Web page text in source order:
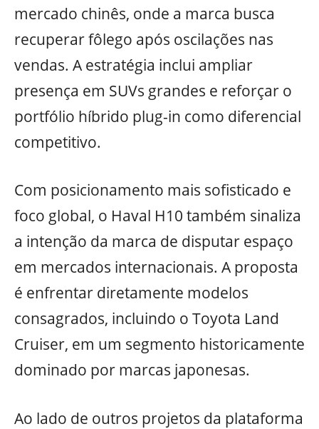
mercado chinês, onde a marca busca
recuperar fôlego após oscilações nas
vendas. A estratégia inclui ampliar
presença em SUVs grandes e reforçar o
portfólio híbrido plug-in como diferencial
competitivo.
Com posicionamento mais sofisticado e
foco global, o Haval H10 também sinaliza
a intenção da marca de disputar espaço
em mercados internacionais. A proposta
é enfrentar diretamente modelos
consagrados, incluindo o Toyota Land
Cruiser, em um segmento historicamente
dominado por marcas japonesas.
Ao lado de outros projetos da plataforma